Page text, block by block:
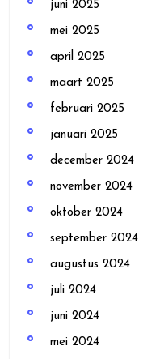
juni 2025
mei 2025
april 2025
maart 2025
februari 2025
januari 2025
december 2024
november 2024
oktober 2024
september 2024
augustus 2024
juli 2024
juni 2024
mei 2024